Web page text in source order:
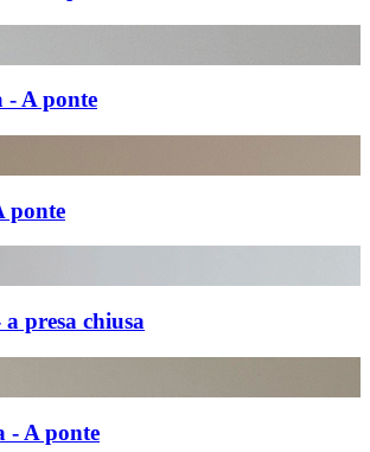
- A ponte
ponte
presa chiusa
- A ponte